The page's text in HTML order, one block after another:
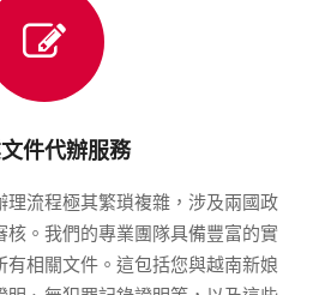
件代辦服務
流程極其繁瑣複雜，涉及兩國政
核。我們的專業團隊具備豐富的實
相關文件。這包括您與越南新娘